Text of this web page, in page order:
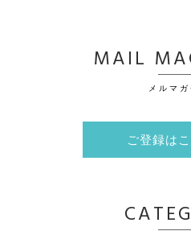
MAIL
メルマガ
ご登録は